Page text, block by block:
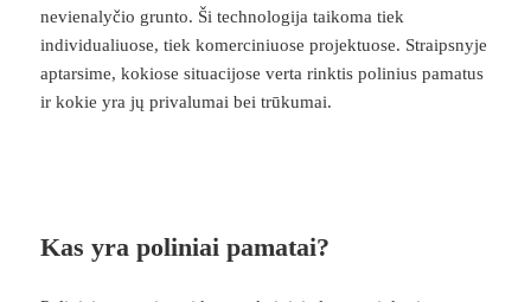
nevienalyčio grunto. Ši technologija taikoma tiek
individualiuose, tiek komerciniuose projektuose. Straipsnyje
aptarsime, kokiose situacijose verta rinktis polinius pamatus
ir kokie yra jų privalumai bei trūkumai.
Kas yra poliniai pamatai?